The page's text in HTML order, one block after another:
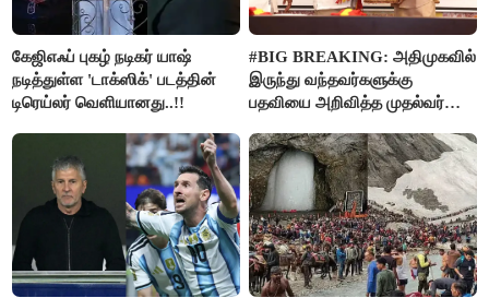
கேஜிஎஃப் புகழ் நடிகர் யாஷ்
நடித்துள்ள 'டாக்‌ஸிக்' படத்தின்
டிரெய்லர் வெளியானது..!!
#BIG BREAKING: அதிமுகவில்
இருந்து வந்தவர்களுக்கு
பதவியை அறிவித்த முதல்வர்